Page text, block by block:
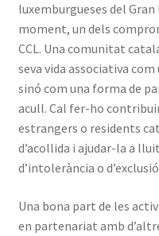
luxemburgueses del
moment, un dels
CCL. Una comunitat
seva vida associativa
sinó com una forma de
acull. Cal fer-ho
estrangers o residents
d’acollida i ajudar-la a
d’intolerància o
Una bona part de les
en partenariat amb